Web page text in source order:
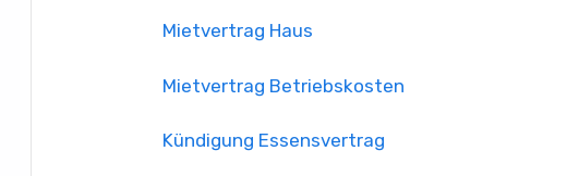
Mietvertrag Haus
Mietvertrag Betriebskosten
Kündigung Essensvertrag